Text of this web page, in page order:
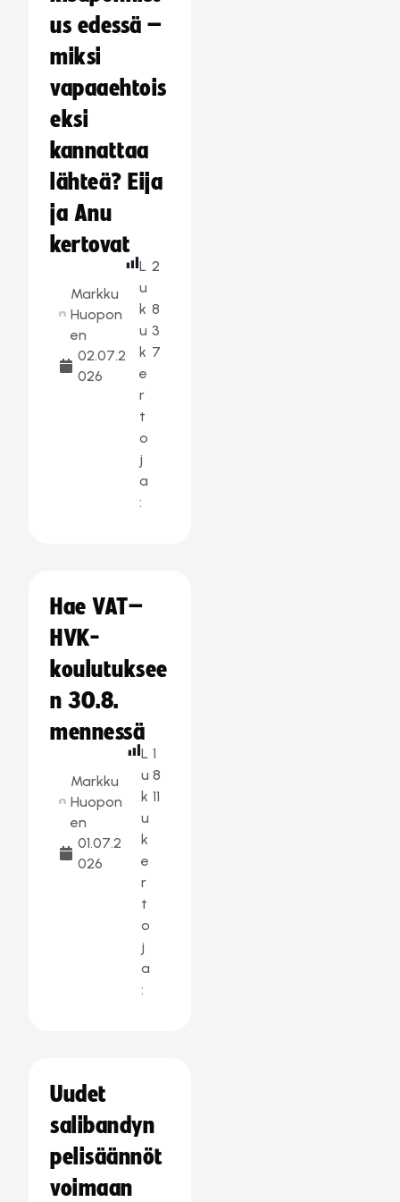
us edessä –
miksi
vapaaehtois
eksi
kannattaa
lähteä? Eija
ja Anu
kertovat
Markku
Huopon
en
02.07.2
026
L
u
k
u
k
e
r
t
o
j
a
:
2
8
3
7
Hae VAT–
HVK-
koulutuksee
n 30.8.
mennessä
Markku
Huopon
en
01.07.2
026
L
u
k
u
k
e
r
t
o
j
a
:
1
8
11
Uudet
salibandyn
pelisäännöt
voimaan